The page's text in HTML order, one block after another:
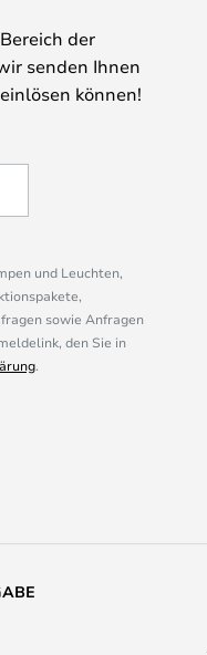
der
senden Ihnen
können!
und Leuchten,
sowie Anfragen
den Sie in
.